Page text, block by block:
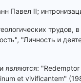
Павел II;
трудов,
"Личность и
et vivificantem"